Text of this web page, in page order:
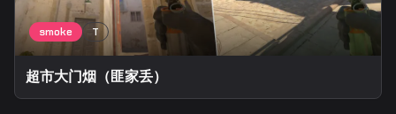
超市大门烟（匪家丢）